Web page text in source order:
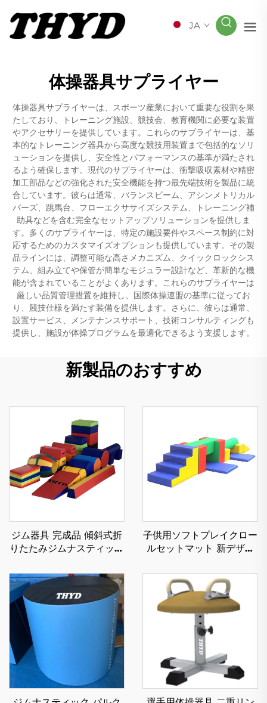
JA
体操器具サプライヤー
体操器具サプライヤーは、スポーツ産業において重要な役割を果
たしており、トレーニング施設、競技会、教育機関に必要な装置
やアクセサリーを提供しています。これらのサプライヤーは、基
本的なトレーニング器具から高度な競技用装置まで包括的なソリ
ューションを提供し、安全性とパフォーマンスの基準が満たされ
るよう確保します。現代のサプライヤーは、衝撃吸収素材や精密
加工部品などの強化された安全機能を持つ最先端技術を製品に統
合しています。彼らは通常、バランスビーム、アシンメトリカル
バーズ、跳馬台、フローエクササイズシステム、トレーニング補
助具などを含む完全なセットアップソリューションを提供しま
す。多くのサプライヤーは、特定の施設要件やスペース制約に対
応するためのカスタマイズオプションも提供しています。その製
品ラインには、調整可能な高さメカニズム、クイックロックシス
テム、組み立てや保管が簡単なモジュラー設計など、革新的な機
能が含まれていることがよくあります。これらのサプライヤーは
厳しい品質管理措置を維持し、国際体操連盟の基準に従ってお
り、競技仕様を満たす装備を提供します。さらに、彼らは通常、
設置サービス、メンテナンスサポート、技術コンサルティングも
提供し、施設が体操プログラムを最適化できるよう支援します。
新製品のおすすめ
ジム器具 完成品 傾斜式折
りたたみジムナスティック
ども用
子供用ソフトプレイクロー
ルセットマット 新デザイ
ゃ